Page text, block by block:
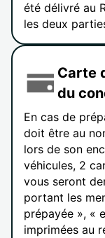
été délivré au
les deux
Carte
du
En cas de
doit être au
lors de son
véhicules, 2
vous seront
portant les
prépayée », «
imprimées au